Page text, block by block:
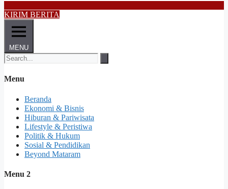
KIRIM BERITA
MENU
Menu
Beranda
Ekonomi & Bisnis
Hiburan & Pariwisata
Lifestyle & Peristiwa
Politik & Hukum
Sosial & Pendidikan
Beyond Mataram
Menu 2